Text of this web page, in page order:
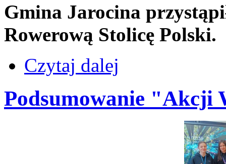
Gmina Jarocina
Rowerową Stolicę Polski.
Czytaj dalej
Podsumowanie "Akcji